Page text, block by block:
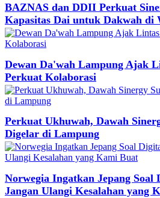
BAZNAS dan DDII Perkuat
Kapasitas Dai untuk Dakwah di
Dewan Da'wah Lampung Ajak
Perkuat Kolaborasi
Perkuat Ukhuwah, Dawah
Digelar di Lampung
Norwegia Ingatkan Jepang Soal
Jangan Ulangi Kesalahan yang